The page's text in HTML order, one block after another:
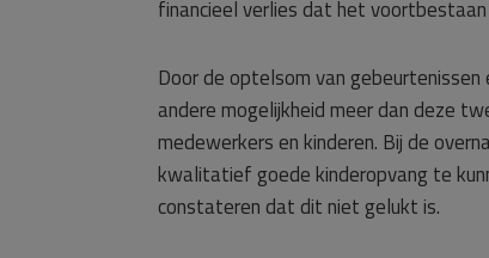
financieel verlies dat het
Door de optelsom van gebeurtenissen
andere mogelijkheid meer dan deze
medewerkers en kinderen. Bij de
kwalitatief goede kinderopvang te
constateren dat dit niet gelukt is.